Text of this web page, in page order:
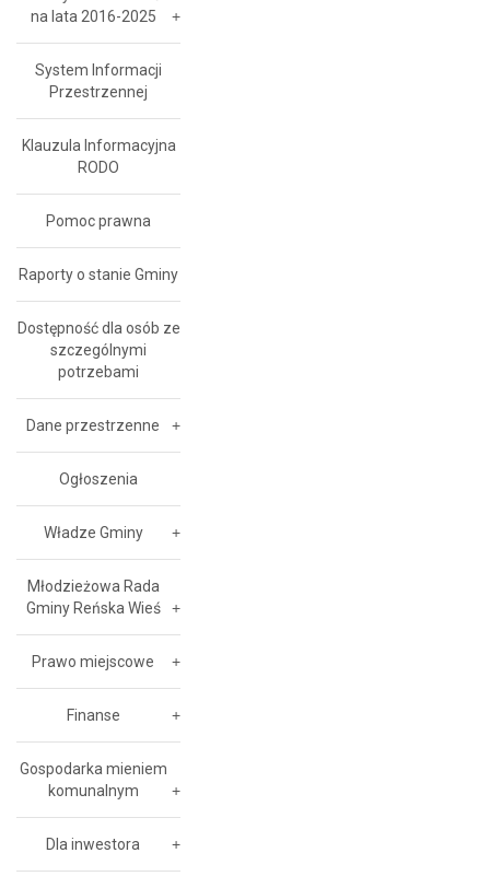
na lata 2016-2025
System Informacji
Przestrzennej
Klauzula Informacyjna
RODO
Pomoc prawna
Raporty o stanie Gminy
Dostępność dla osób ze
szczególnymi
potrzebami
Dane przestrzenne
Ogłoszenia
Władze Gminy
Młodzieżowa Rada
Gminy Reńska Wieś
Prawo miejscowe
Finanse
Gospodarka mieniem
komunalnym
Dla inwestora